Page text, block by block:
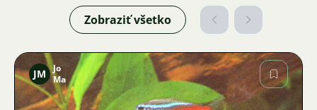
Zobraziť všetko
JM
Jo
Ma